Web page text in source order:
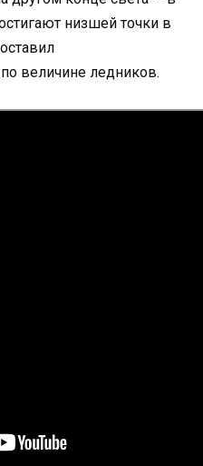
низшей точки в
величине ледников.